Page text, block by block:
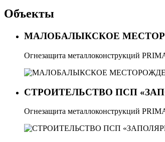
Объекты
МАЛОБАЛЫКСКОЕ
Огнезащита металлоконструкций
СТРОИТЕЛЬСТВО ПСП
Огнезащита металлоконструкций